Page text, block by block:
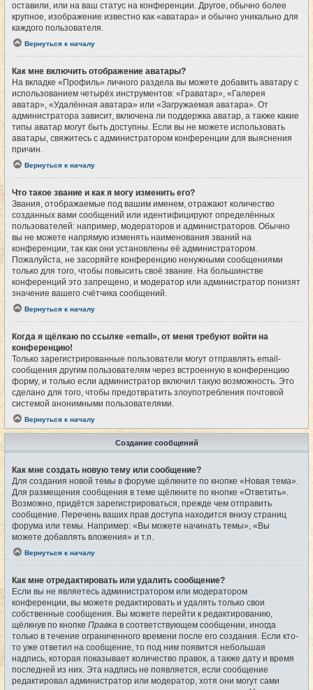
оставили, или на ваш статус на конференции. Другое, обычно более
крупное, изображение известно как «аватара» и обычно уникально для
каждого пользователя.
Вернуться к началу
Как мне включить отображение аватары?
На вкладке «Профиль» личного раздела вы можете добавить аватару с
использованием четырёх инструментов: «Граватар», «Галерея
аватар», «Удалённая аватара» или «Загружаемая аватара». От
администратора зависит, включена ли поддержка аватар, а также какие
типы аватар могут быть доступны. Если вы не можете использовать
аватары, свяжитесь с администратором конференции для выяснения
причин.
Вернуться к началу
Что такое звание и как я могу изменить его?
Звания, отображаемые под вашим именем, отражают количество
созданных вами сообщений или идентифицируют определённых
пользователей: например, модераторов и администраторов. Обычно
вы не можете напрямую изменять наименования званий на
конференции, так как они установлены её администратором.
Пожалуйста, не засоряйте конференцию ненужными сообщениями
только для того, чтобы повысить своё звание. На большинстве
конференций это запрещено, и модератор или администратор понизят
значение вашего счётчика сообщений.
Вернуться к началу
Когда я щёлкаю по ссылке «email», от меня требуют войти на
конференцию!
Только зарегистрированные пользователи могут отправлять email-
сообщения другим пользователям через встроенную в конференцию
форму, и только если администратор включил такую возможность. Это
сделано для того, чтобы предотвратить злоупотребления почтовой
системой анонимными пользователями.
Вернуться к началу
Создание сообщений
Как мне создать новую тему или сообщение?
Для создания новой темы в форуме щёлкните по кнопке «Новая тема».
Для размещения сообщения в теме щёлкните по кнопке «Ответить».
Возможно, придётся зарегистрироваться, прежде чем отправить
сообщение. Перечень ваших прав доступа находится внизу страниц
форума или темы. Например: «Вы можете начинать темы», «Вы
можете добавлять вложения» и т.п.
Вернуться к началу
Как мне отредактировать или удалить сообщение?
Если вы не являетесь администратором или модератором
конференции, вы можете редактировать и удалять только свои
собственные сообщения. Вы можете перейти к редактированию,
щёлкнув по кнопке Правка в соответствующем сообщении, иногда
только в течение ограниченного времени после его создания. Если кто-
то уже ответил на сообщение, то под ним появится небольшая
надпись, которая показывает количество правок, а также дату и время
последней из них. Эта надпись не появляется, если сообщение
редактировал администратор или модератор, хотя они могут сами